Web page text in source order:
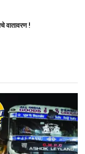
वातावरण !